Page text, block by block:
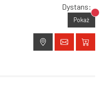
Dystans:
Pokaż